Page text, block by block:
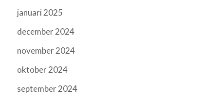
januari 2025
december 2024
november 2024
oktober 2024
september 2024